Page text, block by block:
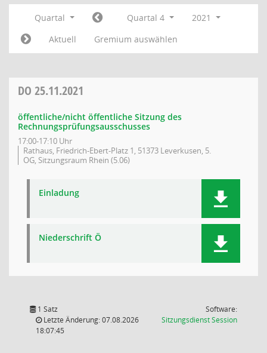
Quartal Quartal 4
2021
Aktuell
Gremium auswählen
DO 25.11.2021
öffentliche/nicht öffentliche Sitzung des
Rechnungsprüfungsausschusses
17:00-17:10 Uhr
Rathaus, Friedrich-Ebert-Platz 1, 51373 Leverkusen, 5.
OG, Sitzungsraum Rhein (5.06)
Einladung
Niederschrift Ö
1 Satz
Letzte Änderung: 07.08.2026
18:07:45
Software:
SitzungsdienstSession(Wird in